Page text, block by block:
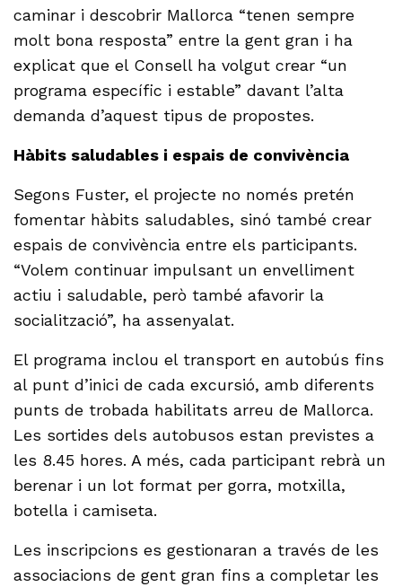
caminar i descobrir Mallorca “tenen sempre
molt bona resposta” entre la gent gran i ha
explicat que el Consell ha volgut crear “un
programa específic i estable” davant l’alta
demanda d’aquest tipus de propostes.
Hàbits saludables i espais de convivència
Segons Fuster, el projecte no només pretén
fomentar hàbits saludables, sinó també crear
espais de convivència entre els participants.
“Volem continuar impulsant un envelliment
actiu i saludable, però també afavorir la
socialització”, ha assenyalat.
El programa inclou el transport en autobús fins
al punt d’inici de cada excursió, amb diferents
punts de trobada habilitats arreu de Mallorca.
Les sortides dels autobusos estan previstes a
les 8.45 hores. A més, cada participant rebrà un
berenar i un lot format per gorra, motxilla,
botella i camiseta.
Les inscripcions es gestionaran a través de les
associacions de gent gran fins a completar les